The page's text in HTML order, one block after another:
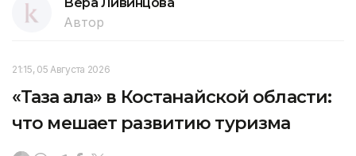
Автор
21:15, 05 Августа 2026
«Таза қала» в Костанайской области:
что мешает развитию туризма